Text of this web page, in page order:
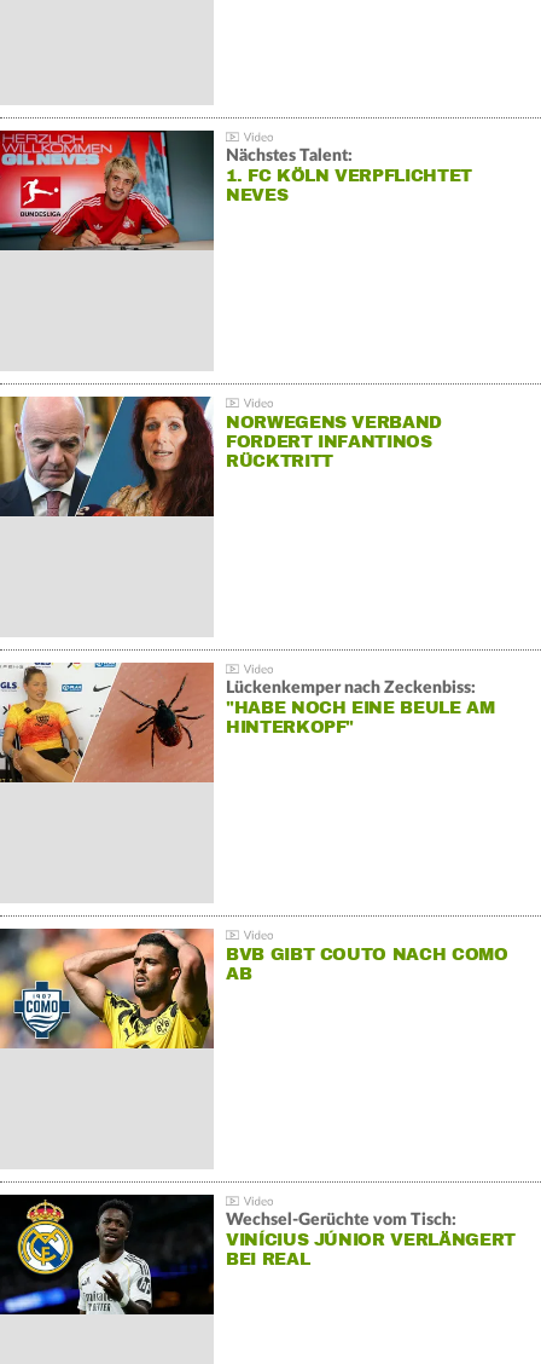
Nächstes Talent:
1. FC KÖLN VERPFLICHTET
NEVES
NORWEGENS VERBAND
FORDERT INFANTINOS
RÜCKTRITT
Lückenkemper nach Zeckenbiss:
"HABE NOCH EINE BEULE AM
HINTERKOPF"
BVB GIBT COUTO NACH COMO
AB
Wechsel-Gerüchte vom Tisch:
VINÍCIUS JÚNIOR VERLÄNGERT
BEI REAL